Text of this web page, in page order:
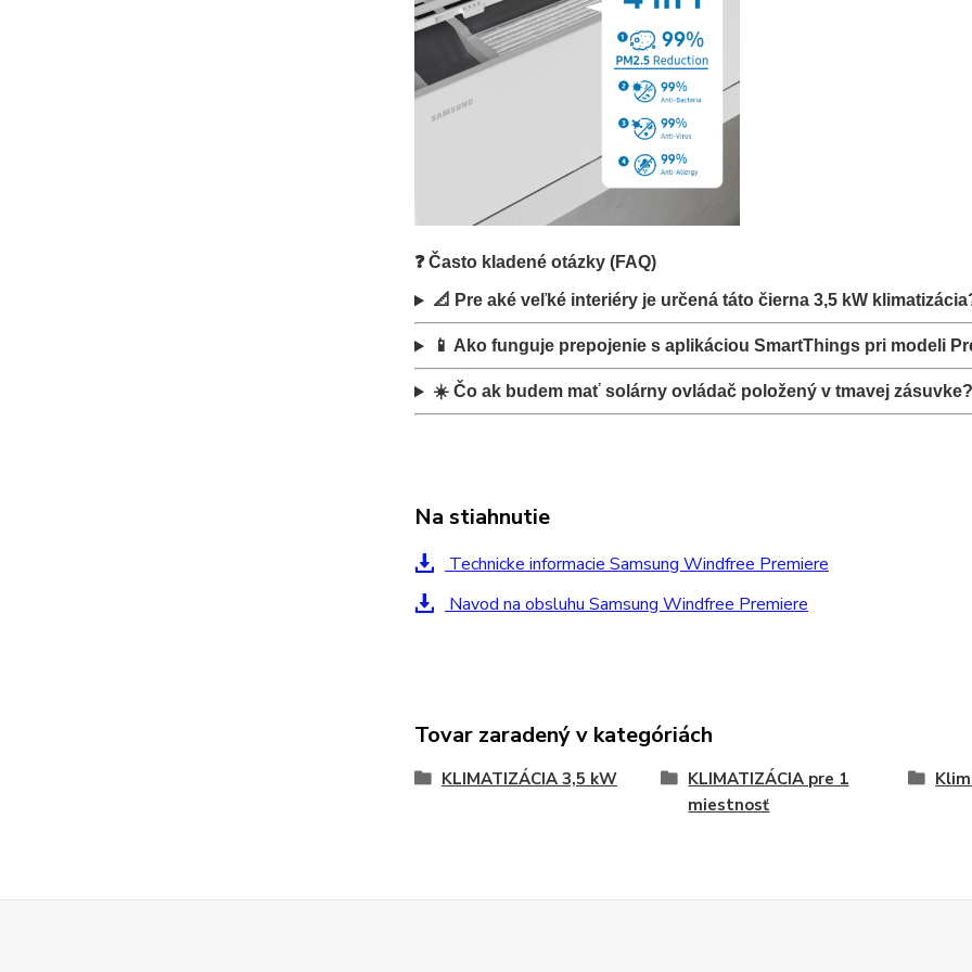
❓ Často kladené otázky (FAQ)
📐 Pre aké veľké interiéry je určená táto čierna 3,5 kW
📱 Ako funguje prepojenie s aplikáciou SmartThings pri modeli
☀️ Čo ak budem mať solárny ovládač položený v tmavej zásuvke?
Na stiahnutie
Technicke informacie Samsung Windfree Premiere
Navod na obsluhu Samsung Windfree Premiere
Tovar zaradený v kategóriách
KLIMATIZÁCIA 3,5 kW
KLIMATIZÁCIA pre 1
miestnosť